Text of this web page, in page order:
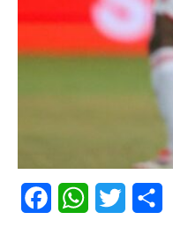
FacebookWhatsApp
Twitter